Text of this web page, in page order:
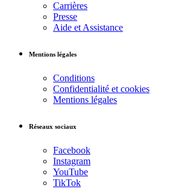
Carrières
Presse
Aide et Assistance
Mentions légales
Conditions
Confidentialité et cookies
Mentions légales
Réseaux sociaux
Facebook
Instagram
YouTube
TikTok